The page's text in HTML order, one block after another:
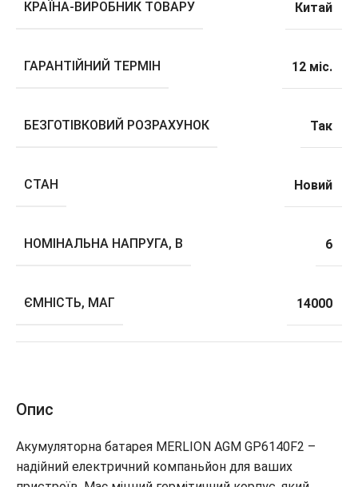
Опис
Акумуляторна батарея MERLION AGM GP6140F2 –
надійний електричний компаньйон для ваших
КРАЇНА-ВИРОБНИК ТОВАРУ Китай
ГАРАНТІЙНИЙ ТЕРМІН 12 міс.
БЕЗГОТІВКОВИЙ РОЗРАХУНОК Так
СТАН Новий
НОМІНАЛЬНА НАПРУГА, В 6
ЄМНІСТЬ, МАГ 14000